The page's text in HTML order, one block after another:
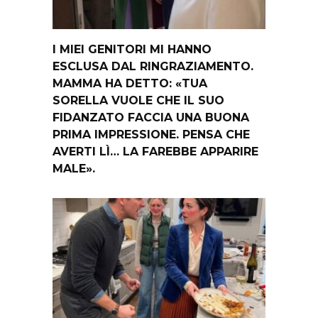
I MIEI GENITORI MI HANNO
ESCLUSA DAL RINGRAZIAMENTO.
MAMMA HA DETTO: «TUA
SORELLA VUOLE CHE IL SUO
FIDANZATO FACCIA UNA BUONA
PRIMA IMPRESSIONE. PENSA CHE
AVERTI LÌ… LA FAREBBE APPARIRE
MALE».